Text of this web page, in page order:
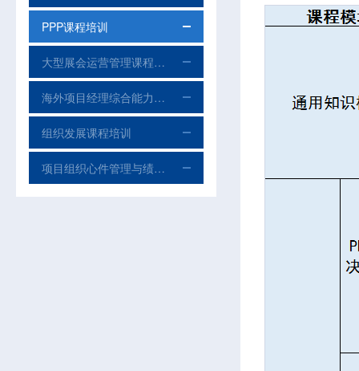
PPP课程培训
大型展会运营管理课程培训
海外项目经理综合能力课程培训
组织发展课程培训
项目组织心件管理与绩效提升课程培训